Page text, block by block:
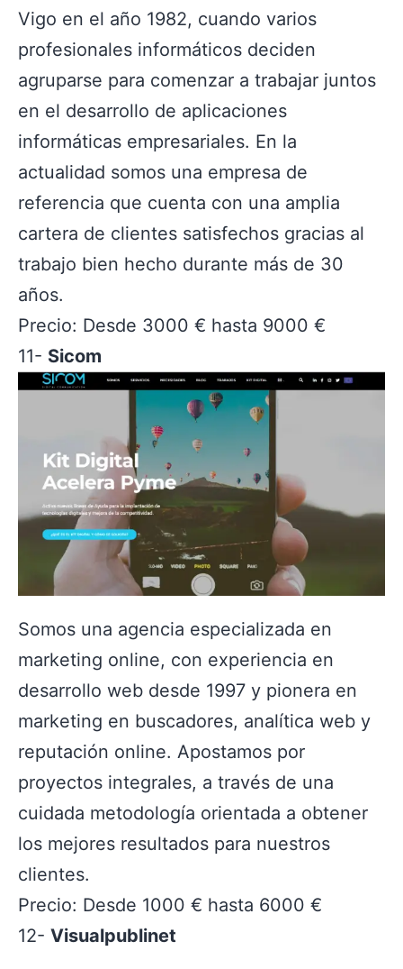
Vigo en el año 1982, cuando varios
profesionales informáticos deciden
agruparse para comenzar a trabajar juntos
en el desarrollo de aplicaciones
informáticas empresariales. En la
actualidad somos una empresa de
referencia que cuenta con una amplia
cartera de clientes satisfechos gracias al
trabajo bien hecho durante más de 30
años.
Precio: Desde 3000 € hasta 9000 €
11- Sicom
Somos una agencia especializada en
marketing online, con experiencia en
desarrollo web desde 1997 y pionera en
marketing en buscadores, analítica web y
reputación online. Apostamos por
proyectos integrales, a través de una
cuidada metodología orientada a obtener
los mejores resultados para nuestros
clientes.
Precio: Desde 1000 € hasta 6000 €
12- Visualpublinet